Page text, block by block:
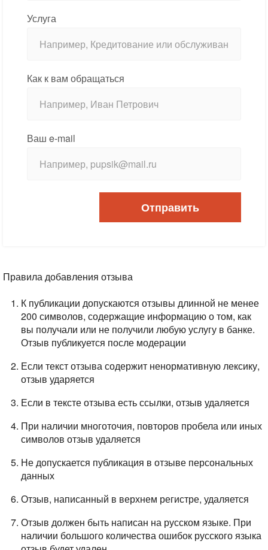
Услуга
Как к вам обращаться
Ваш e-mail
Отправить
Правила добавления отзыва
К публикации допускаются отзывы длинной не менее
200 символов, содержащие информацию о том, как
вы получали или не получили любую услугу в банке.
Отзыв публикуется после модерации
Если текст отзыва содержит ненормативную лексику,
отзыв ударяется
Если в тексте отзыва есть ссылки, отзыв удаляется
При наличии многоточия, повторов пробела или иных
символов отзыв удаляется
Не допускается публикация в отзыве персональных
данных
Отзыв, написанный в верхнем регистре, удаляется
Отзыв должен быть написан на русском языке. При
наличии большого количества ошибок русского языка